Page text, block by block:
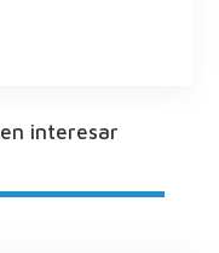
interesar